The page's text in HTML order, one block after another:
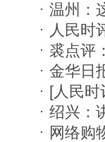
温州：
人民时
裘点评
金华日
[人民时
绍兴：
网络购